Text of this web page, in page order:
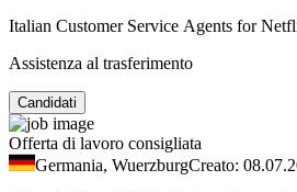
Italian Customer Service Agents for
Assistenza al trasferimento
Candidati
Offerta di lavoro consigliata
Germania, WuerzburgCreato: